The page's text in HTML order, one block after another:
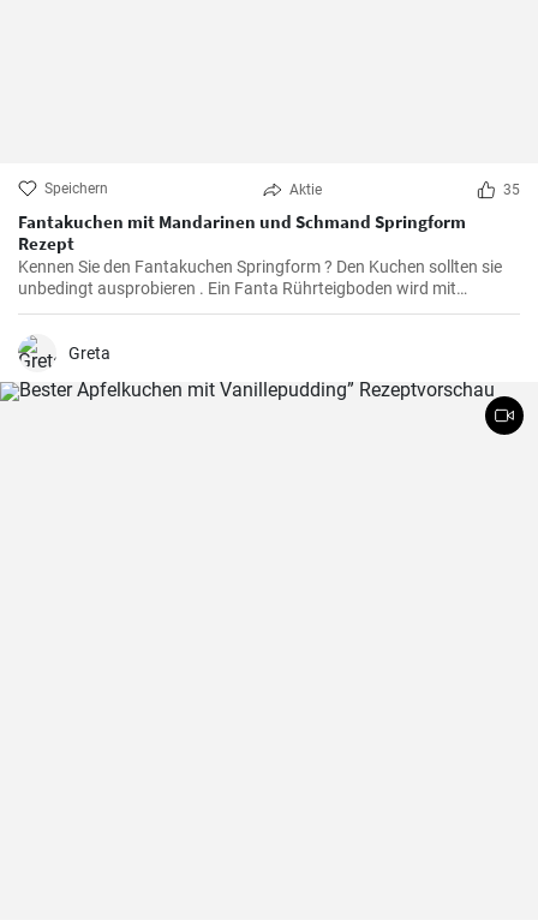
Speichern Aktie 35
Fantakuchen mit Mandarinen und Schmand Springform
Rezept
Kennen Sie den Fantakuchen Springform ? Den Kuchen sollten sie
unbedingt ausprobieren . Ein Fanta Rührteigboden wird mit
Mandarinen und einer Schmand Sahne Füllung belegt. Fruchtig ,
cremig und lecker für alle Gäste groß und klein.
Greta